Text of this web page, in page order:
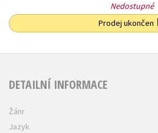
Nedostupné
Prodej ukončen
DETAILNÍ INFORMACE
Žánr
Jazyk